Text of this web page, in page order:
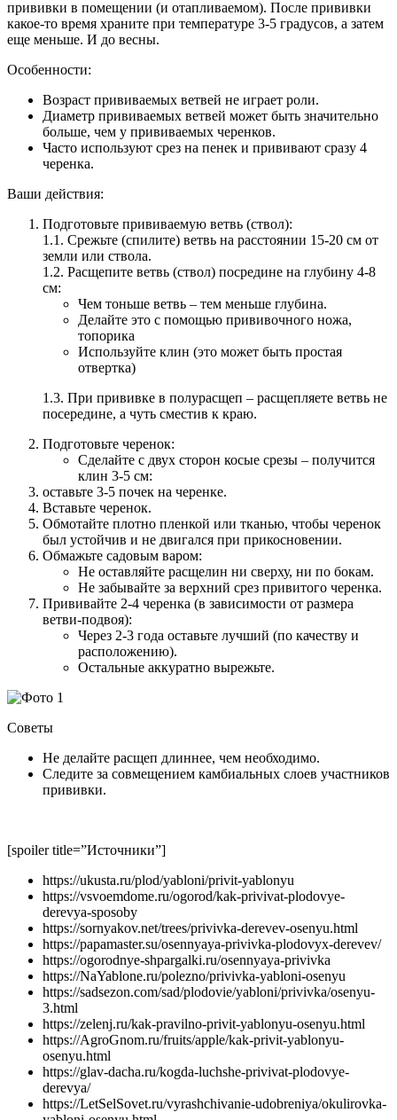
прививки в помещении (и отапливаемом). После прививки
какое-то время храните при температуре 3-5 градусов, а затем
еще меньше. И до весны.
Особенности:
Возраст прививаемых ветвей не играет роли.
Диаметр прививаемых ветвей может быть значительно
больше, чем у прививаемых черенков.
Часто используют срез на пенек и прививают сразу 4
черенка.
Ваши действия:
Подготовьте прививаемую ветвь (ствол):
1.1. Срежьте (спилите) ветвь на расстоянии 15-20 см от
земли или ствола.
1.2. Расщепите ветвь (ствол) посредине на глубину 4-8
см:
Чем тоньше ветвь – тем меньше глубина.
Делайте это с помощью прививочного ножа,
топорика
Используйте клин (это может быть простая
отвертка)
1.3. При прививке в полурасщеп – расщепляете ветвь не
посередине, а чуть сместив к краю.
Подготовьте черенок:
Сделайте с двух сторон косые срезы – получится
клин 3-5 см:
оставьте 3-5 почек на черенке.
Вставьте черенок.
Обмотайте плотно пленкой или тканью, чтобы черенок
был устойчив и не двигался при прикосновении.
Обмажьте садовым варом:
Не оставляйте расщелин ни сверху, ни по бокам.
Не забывайте за верхний срез привитого черенка.
Прививайте 2-4 черенка (в зависимости от размера
ветви-подвоя):
Через 2-3 года оставьте лучший (по качеству и
расположению).
Остальные аккуратно вырежьте.
Советы
Не делайте расщеп длиннее, чем необходимо.
Следите за совмещением камбиальных слоев участников
прививки.
[spoiler title=”Источники”]
https://ukusta.ru/plod/yabloni/privit-yablonyu
https://vsvoemdome.ru/ogorod/kak-privivat-plodovye-
derevya-sposoby
https://sornyakov.net/trees/privivka-derevev-osenyu.html
https://papamaster.su/osennyaya-privivka-plodovyx-derevev/
https://ogorodnye-shpargalki.ru/osennyaya-privivka
https://NaYablone.ru/polezno/privivka-yabloni-osenyu
https://sadsezon.com/sad/plodovie/yabloni/privivka/osenyu-
3.html
https://zelenj.ru/kak-pravilno-privit-yablonyu-osenyu.html
https://AgroGnom.ru/fruits/apple/kak-privit-yablonyu-
osenyu.html
https://glav-dacha.ru/kogda-luchshe-privivat-plodovye-
derevya/
https://LetSelSovet.ru/vyrashchivanie-udobreniya/okulirovka-